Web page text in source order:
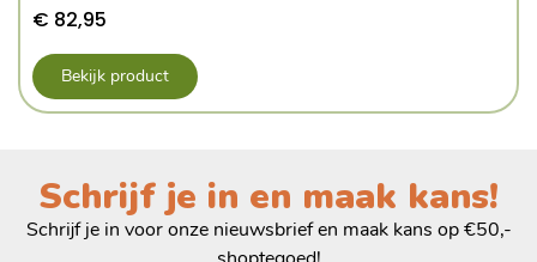
€ 82,95
Bekijk product
Schrijf je in en maak kans!
Schrijf je in voor onze nieuwsbrief en maak kans op €50,-